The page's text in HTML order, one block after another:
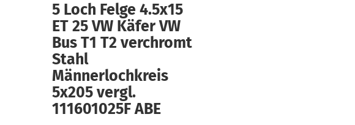
Passwort vergessen?5 Loch Felge 4.5x15
ET 25 VW Käfer VW
Bus T1 T2 verchromt
Stahl
Männerlochkreis
5x205 vergl.
111601025F ABE